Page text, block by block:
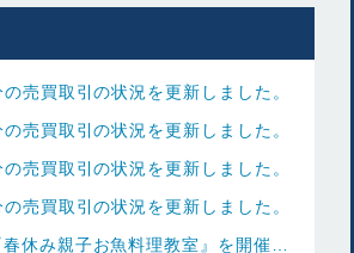
売買取引の状況を更新しました。
売買取引の状況を更新しました。
売買取引の状況を更新しました。
売買取引の状況を更新しました。